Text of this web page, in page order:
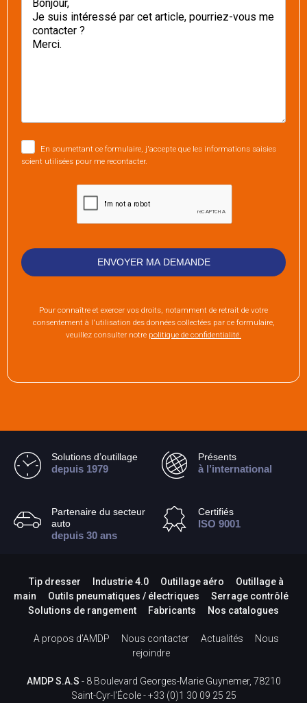
En soumettant ce formulaire, j'accepte que les informations saisies
soient utilisées pour me recontacter.
Pour connaître et exercer vos droits, notamment de retrait de votre
consentement à l'utilisation des données collectées par ce formulaire,
veuillez consulter notre politique de confidentialité.
Solutions d’outillage
depuis 1979
Présents
à l’international
Partenaire du secteur
auto
depuis 30 ans
Certifiés
ISO 9001
Tip dresser Industrie 4.0 Outillage aéro
Outillage à
main
Outils pneumatiques / électriques
Serrage contrôlé
Solutions de rangement
Fabricants Nos catalogues
A propos d’AMDP Nous contacter Actualités
Nous
rejoindre
AMDP S.A.S - 8 Boulevard Georges-Marie Guynemer, 78210
Saint-Cyr-l'École -+33 (0)1 30 09 25 25